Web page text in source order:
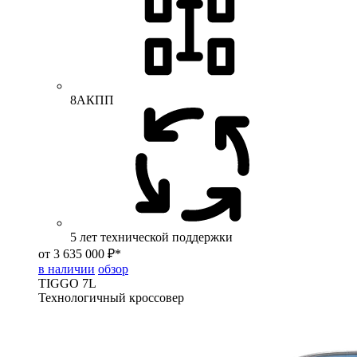
8АКПП
5 лет технической поддержки
от 3 635 000 ₽*
в наличии обзор
TIGGO 7L
Технологичный кроссовер